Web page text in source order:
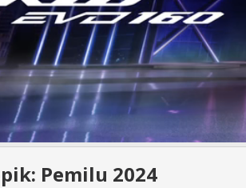
Pemilu 2024